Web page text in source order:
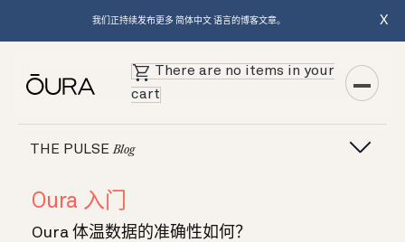
我们正持续发布更多 简体中文 语言的博客文章。 X
There are no items in your
cart
THE PULSEBlog
Oura 入门
Oura 体温数据的准确性如何？